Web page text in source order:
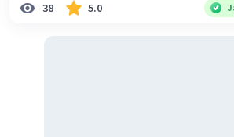
38 5.0